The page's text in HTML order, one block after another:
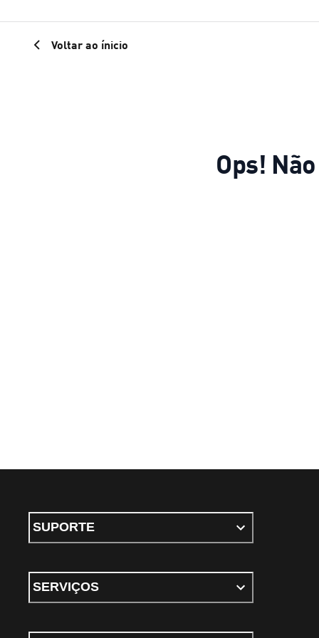
Voltar ao ínicio
Ops!
SUPORTE
SERVIÇOS